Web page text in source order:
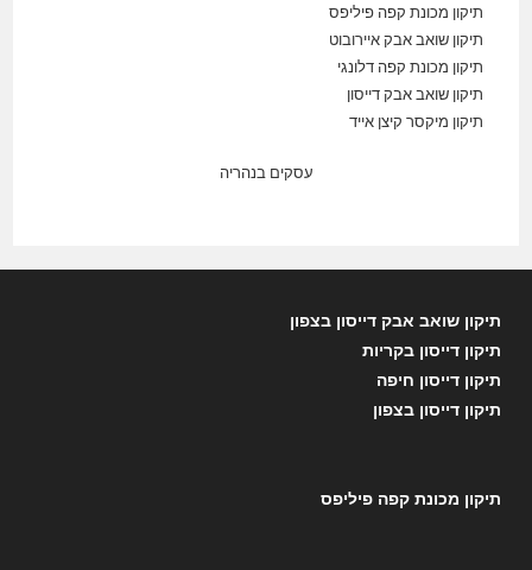
תיקון מכונת קפה פיליפס
תיקון שואב אבק איירובוט
תיקון מכונת קפה דלונגי
תיקון שואב אבק דייסון
תיקון מיקסר קיצן אייד
עסקים בנהריה
תיקון שואב אבק דייסון בצפון
תיקון דייסון בקריות
תיקון דייסון חיפה
תיקון דייסון בצפון
תיקון מכונת קפה פיליפס